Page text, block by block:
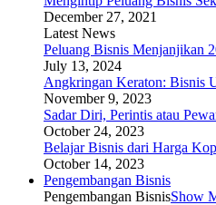
December 27, 2021
Latest News
Peluang Bisnis Menjanjikan
July 13, 2024
Angkringan Keraton: Bisnis
November 9, 2023
Sadar Diri, Perintis atau
October 24, 2023
Belajar Bisnis dari Harga
October 14, 2023
Pengembangan Bisnis
Pengembangan BisnisShow